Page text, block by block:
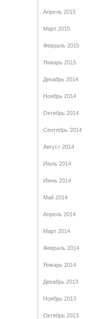
Апрель 2015
Март 2015
Февраль 2015
Январь 2015
Декабрь 2014
Ноябрь 2014
Октябрь 2014
Сентябрь 2014
Август 2014
Июль 2014
Июнь 2014
Май 2014
Апрель 2014
Март 2014
Февраль 2014
Январь 2014
Декабрь 2013
Ноябрь 2013
Октябрь 2013